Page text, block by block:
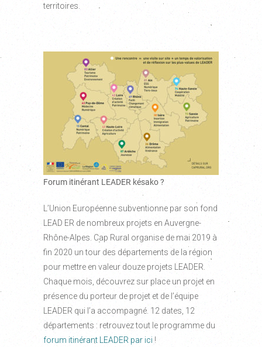
territoires.
Forum itinérant LEADER késako ?
L’Union Européenne subventionne par son fond
LEAD ER de nombreux projets en Auvergne-
Rhône-Alpes. Cap Rural organise de mai 2019 à
fin 2020 un tour des départements de la région
pour mettre en valeur douze projets LEADER.
Chaque mois, découvrez sur place un projet en
présence du porteur de projet et de l’équipe
LEADER qui l’a accompagné. 12 dates, 12
départements : retrouvez tout le programme du
forum itinérant LEADER par ici !